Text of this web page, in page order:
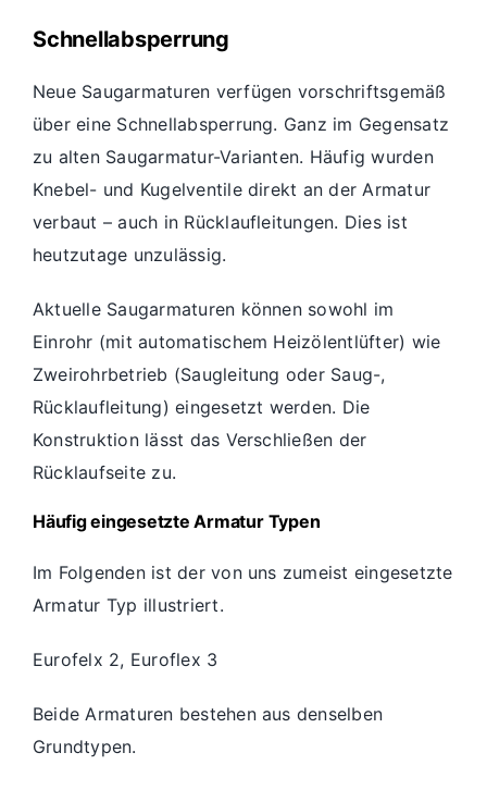
Schnellabsperrung
Neue Saugarmaturen verfügen vorschriftsgemäß
über eine Schnellabsperrung. Ganz im Gegensatz
zu alten Saugarmatur-Varianten. Häufig wurden
Knebel- und Kugelventile direkt an der Armatur
verbaut – auch in Rücklaufleitungen. Dies ist
heutzutage unzulässig.
Aktuelle Saugarmaturen können sowohl im
Einrohr (mit automatischem Heizölentlüfter) wie
Zweirohrbetrieb (Saugleitung oder Saug-,
Rücklaufleitung) eingesetzt werden. Die
Konstruktion lässt das Verschließen der
Rücklaufseite zu.
Häufig eingesetzte Armatur Typen
Im Folgenden ist der von uns zumeist eingesetzte
Armatur Typ illustriert.
Eurofelx 2, Euroflex 3
Beide Armaturen bestehen aus denselben
Grundtypen.